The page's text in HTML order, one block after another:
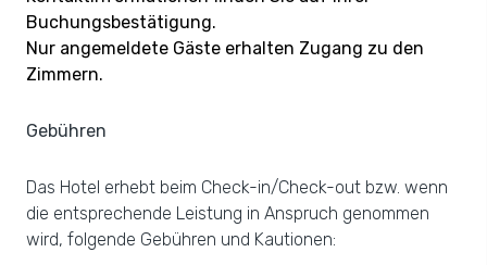
Buchungsbestätigung.
Nur angemeldete Gäste erhalten Zugang zu den
Zimmern.
Gebühren
Das Hotel erhebt beim Check-in/Check-out bzw. wenn
die entsprechende Leistung in Anspruch genommen
wird, folgende Gebühren und Kautionen: